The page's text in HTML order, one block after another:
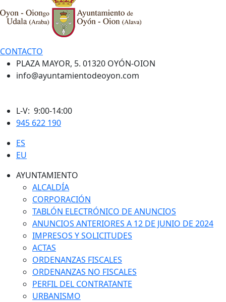
CONTACTO
PLAZA MAYOR, 5. 01320 OYÓN-OION
info@ayuntamientodeoyon.com
L-V: 9:00-14:00
945 622 190
ES
EU
AYUNTAMIENTO
ALCALDÍA
CORPORACIÓN
TABLÓN ELECTRÓNICO DE ANUNCIOS
ANUNCIOS ANTERIORES A 12 DE JUNIO DE 2024
IMPRESOS Y SOLICITUDES
ACTAS
ORDENANZAS FISCALES
ORDENANZAS NO FISCALES
PERFIL DEL CONTRATANTE
URBANISMO